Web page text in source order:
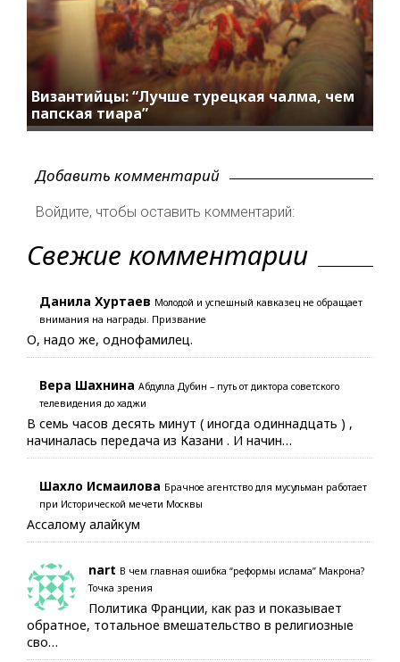
Византийцы: “Лучше турецкая чалма, чем
папская тиара”
Добавить комментарий
Войдите, чтобы оставить комментарий:
Свежие комментарии
Данила Хуртаев Молодой и успешный кавказец не обращает
внимания на награды. Призвание
О, надо же, однофамилец.
Вера Шахнина Абдулла Дубин – путь от диктора советского
телевидения до хаджи
В семь часов десять минут ( иногда одиннадцать ) ,
начиналась передача из Казани . И начин…
Шахло Исмаилова Брачное агентство для мусульман работает
при Исторической мечети Москвы
Ассалому алайкум
nart В чем главная ошибка “реформы ислама” Макрона?
Точка зрения
Политика Франции, как раз и показывает
обратное, тотальное вмешательство в религиозные
сво…